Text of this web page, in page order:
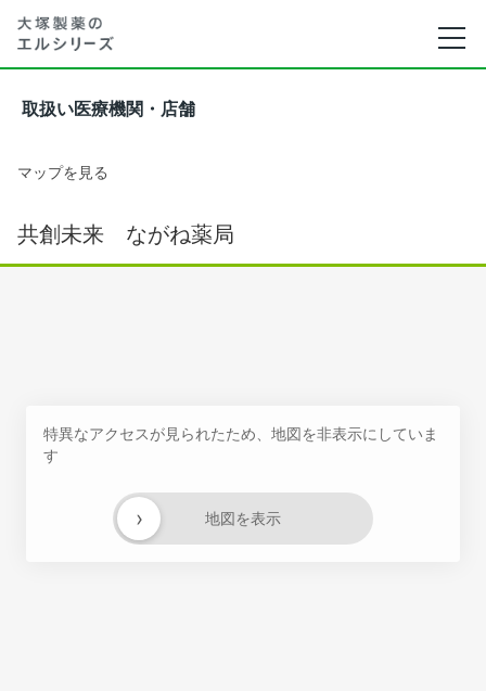
取扱い医療機関・店舗
マップを見る
共創未来 ながね薬局
特異なアクセスが見られたため、地図を非表示にしていま
す
地図を表示
›